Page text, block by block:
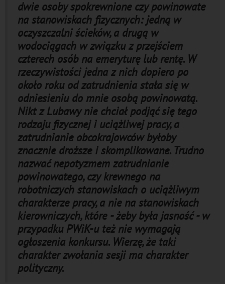
dwie osoby spokrewnione czy powinowate
na stanowiskach fizycznych: jedną w
oczyszczalni ścieków, a drugą w
wodociągach w związku z przejściem
czterech osób na emeryturę lub rentę. W
rzeczywistości jedna z nich dopiero po
około roku od zatrudnienia stała się w
odniesieniu do mnie osobą powinowatą.
Nikt z Lubawy nie chciał podjąć się tego
rodzaju fizycznej i uciążliwej pracy, a
zatrudnianie obcokrajowców byłoby
znacznie droższe i skomplikowane. Trudno
nazwać nepotyzmem zatrudnianie
powinowatego, czy krewnego na
robotniczych stanowiskach o uciążliwym
charakterze pracy, a nie na stanowiskach
kierowniczych, które - żeby była jasność - w
przypadku PWiK-u też nie wymagają
ogłoszenia konkursu. Wierzę, że taki
charakter zwołania sesji ma charakter
polityczny.